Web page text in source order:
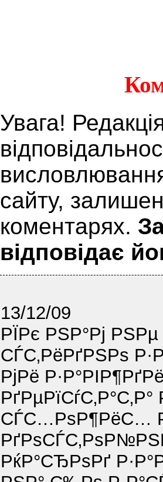
Увага!
сайту,
коментарях.
відповідає
13/12/09
РЇРє РЅР°Рј
СЃС‚РёРґРЅРѕ
РјРё
СЃС…РѕР¶РёС…
РќР°СЂРѕРґ